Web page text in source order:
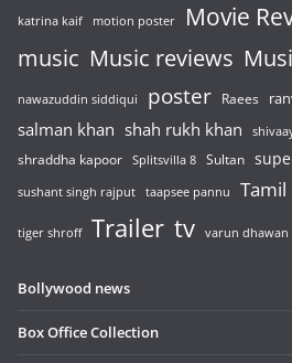
katrina kaif motion poster Movie
music Music reviews
nawazuddin siddiqui poster Raees
salman khan shah rukh khan
shraddha kapoor Splitsvilla 8 Sultan
sushant singh rajput taapsee pannu Tamil
tiger shroff Trailer tv varun dhawan
Bollywood news
Box Office Collection